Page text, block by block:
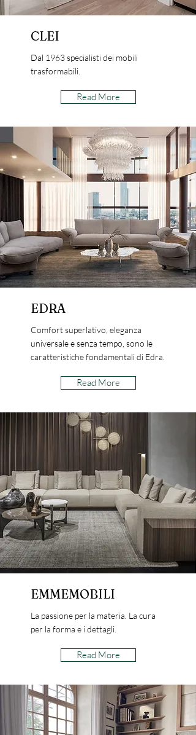
CLEI
Dal 1963 specialisti dei mobili
trasformabili.
Read More
EDRA
Comfort superlativo, eleganza
universale e senza tempo, sono le
caratteristiche fondamentali di Edra.
Read More
EMMEMOBILI
La passione per la materia. La cura
per la forma e i dettagli.
Read More